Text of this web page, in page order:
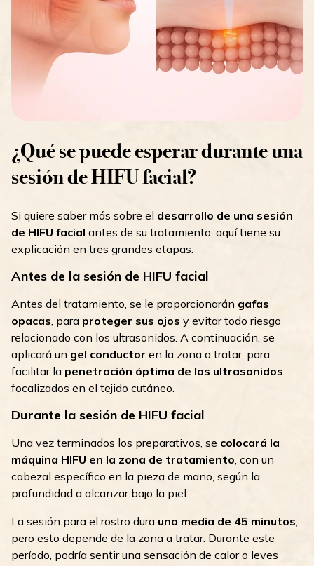
¿Qué se puede esperar durante una
sesión de HIFU facial?
Si quiere saber más sobre el desarrollo de una sesión
de HIFU facial antes de su tratamiento, aquí tiene su
explicación en tres grandes etapas:
Antes de la sesión de HIFU facial
Antes del tratamiento, se le proporcionarán gafas
opacas, para proteger sus ojos y evitar todo riesgo
relacionado con los ultrasonidos. A continuación, se
aplicará un gel conductor en la zona a tratar, para
facilitar la penetración óptima de los ultrasonidos
focalizados en el tejido cutáneo.
Durante la sesión de HIFU facial
Una vez terminados los preparativos, se colocará la
máquina HIFU en la zona de tratamiento, con un
cabezal específico en la pieza de mano, según la
profundidad a alcanzar bajo la piel.
La sesión para el rostro dura una media de 45 minutos,
pero esto depende de la zona a tratar. Durante este
período, podría sentir una sensación de calor o leves